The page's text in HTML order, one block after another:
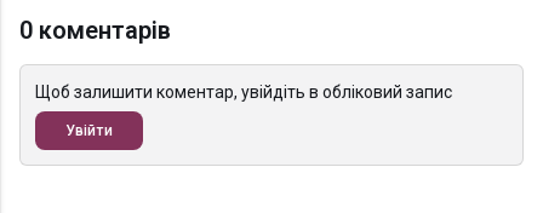
0 коментарів
Щоб залишити коментар, увійдіть в обліковий запис
Увійти